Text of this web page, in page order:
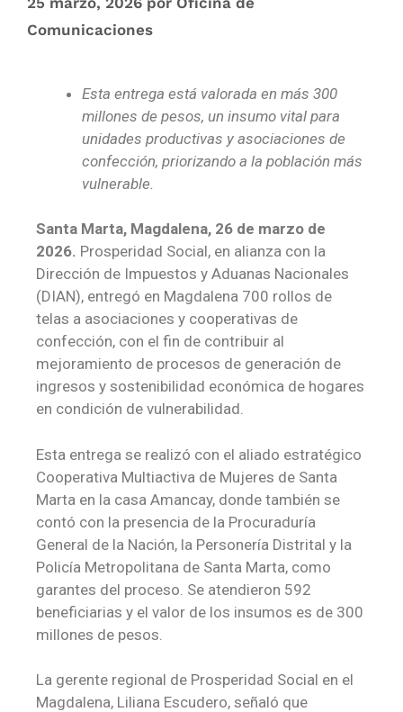
Comunicaciones
Esta entrega está valorada en más 300
millones de pesos, un insumo vital para
unidades productivas y asociaciones de
confección, priorizando a la población más
vulnerable.
Santa Marta, Magdalena, 26 de marzo de
2026. Prosperidad Social, en alianza con la
Dirección de Impuestos y Aduanas Nacionales
(DIAN), entregó en Magdalena 700 rollos de
telas a asociaciones y cooperativas de
confección, con el fin de contribuir al
mejoramiento de procesos de generación de
ingresos y sostenibilidad económica de hogares
en condición de vulnerabilidad.
Esta entrega se realizó con el aliado estratégico
Cooperativa Multiactiva de Mujeres de Santa
Marta en la casa Amancay, donde también se
contó con la presencia de la Procuraduría
General de la Nación, la Personería Distrital y la
Policía Metropolitana de Santa Marta, como
garantes del proceso. Se atendieron 592
beneficiarias y el valor de los insumos es de 300
millones de pesos.
La gerente regional de Prosperidad Social en el
Magdalena, Liliana Escudero, señaló que